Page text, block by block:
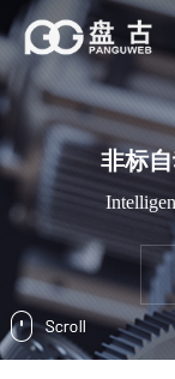
非标